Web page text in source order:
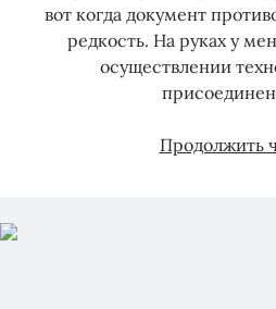
вот когда документ
редкость. На руках у
осуществлении
Продолжить